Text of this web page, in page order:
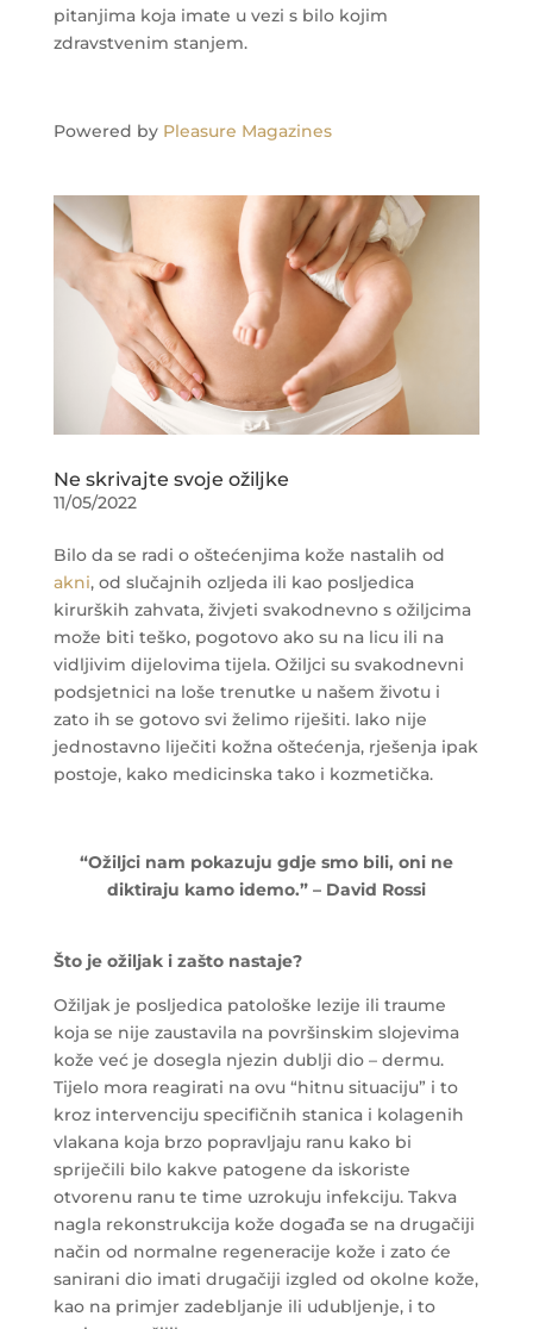
pitanjima koja imate u vezi s bilo kojim
zdravstvenim stanjem.
Powered by Pleasure Magazines
Ne skrivajte svoje ožiljke
11/05/2022
Bilo da se radi o oštećenjima kože nastalih od
akni, od slučajnih ozljeda ili kao posljedica
kirurških zahvata, živjeti svakodnevno s ožiljcima
može biti teško, pogotovo ako su na licu ili na
vidljivim dijelovima tijela. Ožiljci su svakodnevni
podsjetnici na loše trenutke u našem životu i
zato ih se gotovo svi želimo riješiti. Iako nije
jednostavno liječiti kožna oštećenja, rješenja ipak
postoje, kako medicinska tako i kozmetička.
“Ožiljci nam pokazuju gdje smo bili, oni ne
diktiraju kamo idemo.” – David Rossi
Što je ožiljak i zašto nastaje?
Ožiljak je posljedica patološke lezije ili traume
koja se nije zaustavila na površinskim slojevima
kože već je dosegla njezin dublji dio – dermu.
Tijelo mora reagirati na ovu “hitnu situaciju” i to
kroz intervenciju specifičnih stanica i kolagenih
vlakana koja brzo popravljaju ranu kako bi
spriječili bilo kakve patogene da iskoriste
otvorenu ranu te time uzrokuju infekciju. Takva
nagla rekonstrukcija kože događa se na drugačiji
način od normalne regeneracije kože i zato će
sanirani dio imati drugačiji izgled od okolne kože,
kao na primjer zadebljanje ili udubljenje, i to